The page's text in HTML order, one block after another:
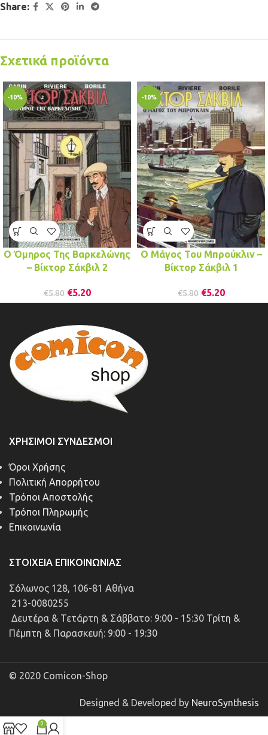
Share:
Σχετικά προϊόντα
-10%
Ο Όμηρος Της Βαρκελώνης
– Βίκτορ Σάκβιλ 2
€5.80 €5.20
-10%
Ο Μάγος Του Μπρούκλιν –
Βίκτορ Σάκβιλ 1
€5.80 €5.20
ΧΡΉΣΙΜΟΙ ΣΎΝΔΕΣΜΟΙ
Όροι Χρήσης
Πολιτική Απορρήτου
Τρόποι Αποστολής
Τρόποι Πληρωμής
Επικοινωνία
ΣΤΟΙΧΕΊΑ ΕΠΙΚΟΙΝΩΝΊΑΣ
Σόλωνος 128, 106-81 Αθήνα
213-0080255
Δευτέρα & Τετάρτη & Σάββατο: 9:00 - 15:30 Τρίτη &
Πέμπτη & Παρασκευή: 9:00 - 19:30
© 2020 Comicon-Shop
Designed & Developed by NeuroSynthesis
0